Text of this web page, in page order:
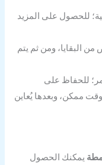
للحصول على المزيد
البقايا، ومن ثم يتم
للحفاظ على
ممكن، وبعدها يُعاين
يمكنك الحصول